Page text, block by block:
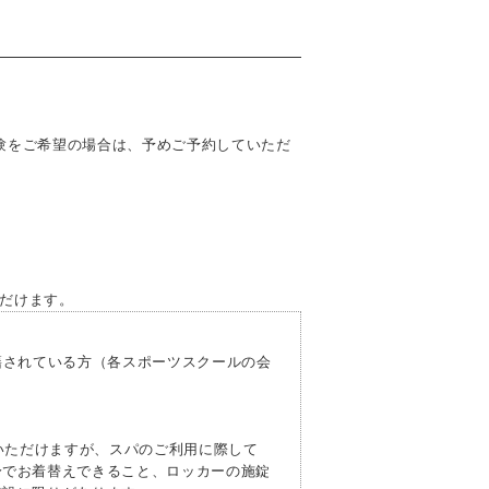
ご希望の場合は、予めご予約していただ
けます。
れている方（各スポーツスクールの会
だけますが、スパのご利用に際して
お着替えできること、ロッカーの施錠